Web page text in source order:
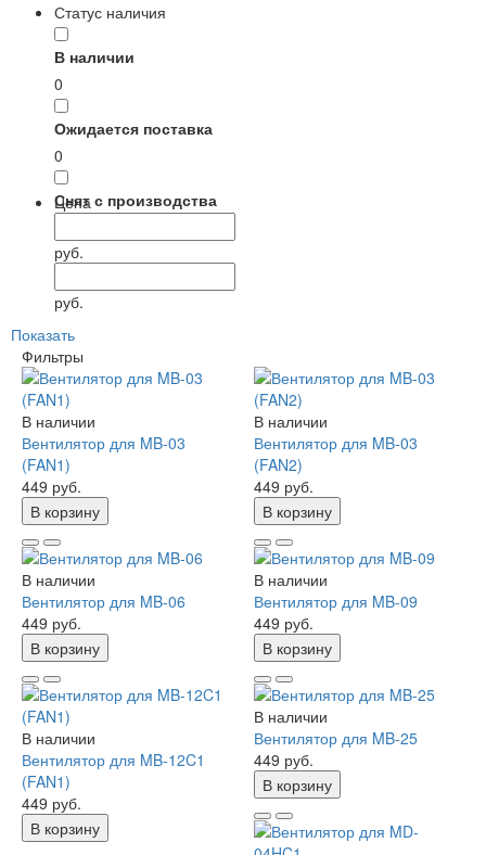
Статус наличия
В наличии
0
Ожидается поставка
0
Снят с производства
Цена
руб.
руб.
Показать
Фильтры
В наличии
Вентилятор для MB-03
(FAN1)
449 руб.
В корзину
В наличии
Вентилятор для MB-03
(FAN2)
449 руб.
В корзину
В наличии
Вентилятор для MB-06
449 руб.
В корзину
В наличии
Вентилятор для MB-09
449 руб.
В корзину
В наличии
Вентилятор для MB-12C1
(FAN1)
449 руб.
В корзину
В наличии
Вентилятор для MB-25
449 руб.
В корзину